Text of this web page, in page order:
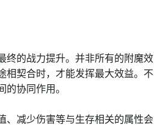
终的战力提升。并非所有的附魔效
相契合时，才能发挥最大效益。不
协同作用。
、减少伤害等与生存相关的属性会